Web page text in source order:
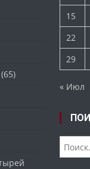
(65)
15
22
29
« Июл